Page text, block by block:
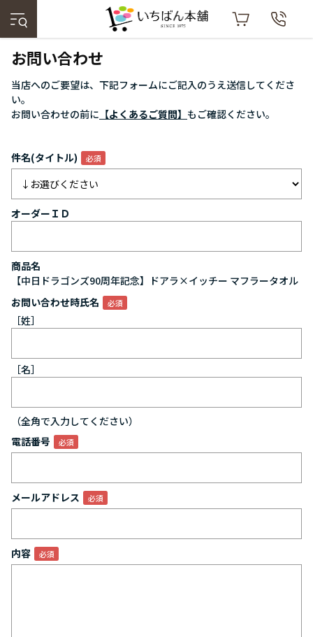
お問い合わせ
当店へのご要望は、下記フォームにご記入のうえ送信してくださ
い。
お問い合わせの前に 【よくあるご質問】 もご確認ください。
件名(タイトル)
オーダーＩＤ
商品名
【中日ドラゴンズ90周年記念】ドアラ×イッチー マフラータオル
お問い合わせ時氏名
［姓］
［名］
（全角で入力してください）
電話番号
メールアドレス
内容